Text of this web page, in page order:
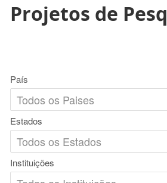
Projetos de
País
Estados
Instituições